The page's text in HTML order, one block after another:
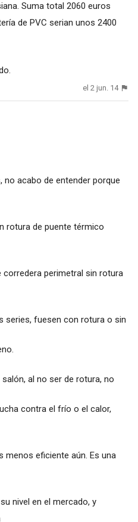
Suma total 2060 euros
de PVC serian unos 2400
el 2 jun. 14
no acabo de entender porque
rotura de puente térmico
perimetral sin rotura
series, fuesen con rotura o sin
al no ser de rotura, no
contra el frío o el calor,
menos eficiente aún. Es una
nivel en el mercado, y